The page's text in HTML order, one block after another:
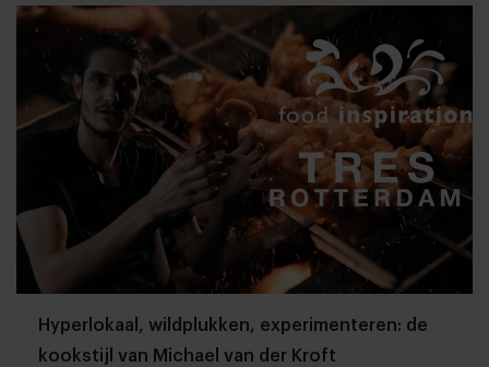
Hyperlokaal, wildplukken, experimenteren: de
kookstijl van Michael van der Kroft